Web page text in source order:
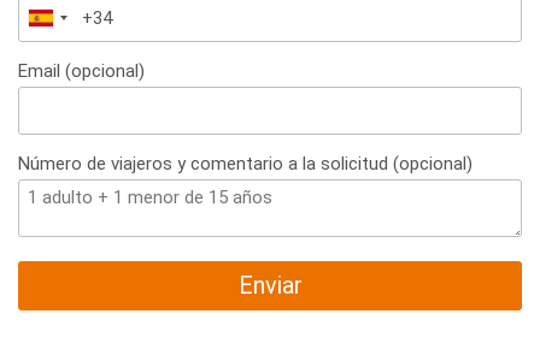
España
+34
Email (opcional)
Número de viajeros y comentario a la solicitud (opcional)
Enviar